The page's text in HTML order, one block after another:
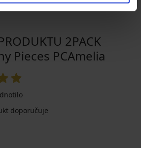
2PACK
Pieces PCAmelia
doporučuje